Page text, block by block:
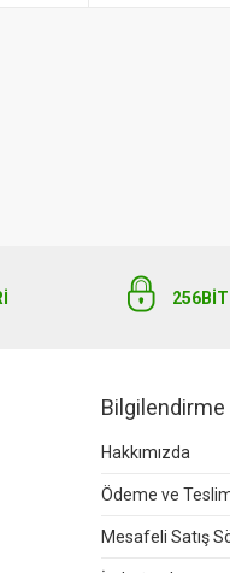
256BIT
Bilgilendirme
Hakkımızda
Ödeme ve
Mesafeli Satış